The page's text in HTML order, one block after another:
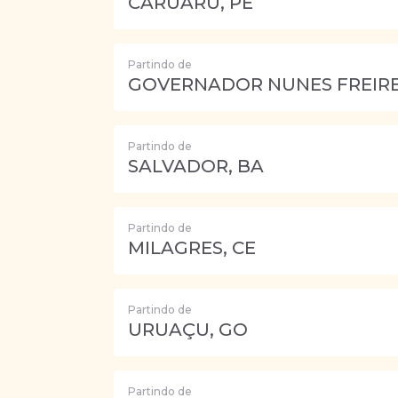
Partindo de
GOVERNADOR NUNES
Partindo de
SALVADOR, BA
Partindo de
MILAGRES, CE
Partindo de
URUAÇU, GO
Partindo de